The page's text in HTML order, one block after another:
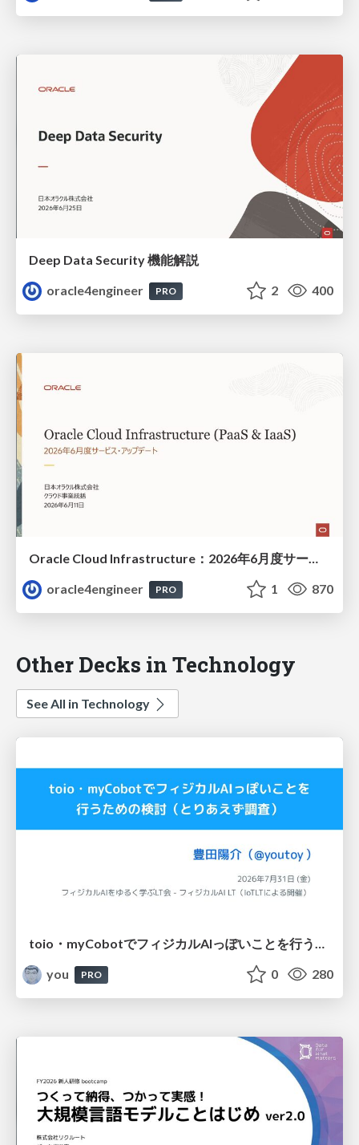
Deep Data Security 機能解説
oracle4engineer
PRO 2 400
Oracle Cloud Infrastructure：2026年6月度サービス・アップデート
oracle4engineer
PRO 1 870
Other Decks in Technology
See All in Technology
you
PRO 0 280